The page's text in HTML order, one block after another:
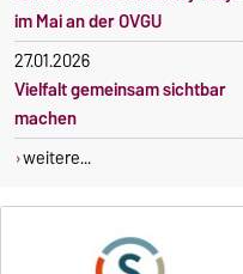
im Mai an der OVGU
27.01.2026
Vielfalt gemeinsam sichtbar
machen
weitere...